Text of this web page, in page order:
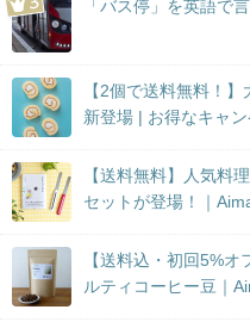
「バス停」を英語で
【2個で送料無料！
新登場 | お得なキャ
【送料無料】人気料
セットが登場！｜
【送料込・初回5%
ルティコーヒー豆｜